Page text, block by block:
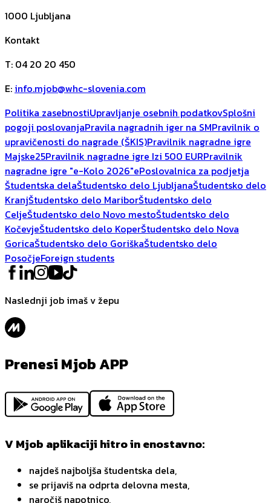
1000 Ljubljana
Kontakt
T: 04 20 20 450
E: info.mjob@whc-slovenia.com
Politika zasebnostiUpravljanje osebnih podatkovSplošni
pogoji poslovanjaPravila nagradnih iger na SMPravilnik o
upravičenosti do nagrade (ŠKIS)Pravilnik nagradne igre
Majske25Pravilnik nagradne igre Izi 500 EURPravilnik
nagradne igre "e-Kolo 2026"ePoslovalnica za podjetja
Študentska delaŠtudentsko delo LjubljanaŠtudentsko delo
KranjŠtudentsko delo MariborŠtudentsko delo
CeljeŠtudentsko delo Novo mestoŠtudentsko delo
KočevjeŠtudentsko delo KoperŠtudentsko delo Nova
GoricaŠtudentsko delo GoriškaŠtudentsko delo
PosočjeForeign students
Naslednji job imaš v žepu
Prenesi Mjob APP
V Mjob aplikaciji hitro in enostavno:
najdeš najboljša študentska dela,
se prijaviš na odprta delovna mesta,
naročiš napotnico,